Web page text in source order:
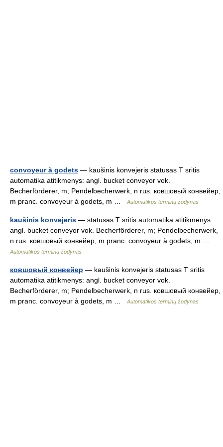
convoyeur à godets — kaušinis konvejeris statusas T sritis
automatika atitikmenys: angl. bucket conveyor vok.
Becherförderer, m; Pendelbecherwerk, n rus. ковшовый конвейер,
m pranc. convoyeur à godets, m …
Automatikos terminų žodynas
kaušinis konvejeris — statusas T sritis automatika atitikmenys:
angl. bucket conveyor vok. Becherförderer, m; Pendelbecherwerk,
n rus. ковшовый конвейер, m pranc. convoyeur à godets, m …
Automatikos terminų žodynas
ковшовый конвейер — kaušinis konvejeris statusas T sritis
automatika atitikmenys: angl. bucket conveyor vok.
Becherförderer, m; Pendelbecherwerk, n rus. ковшовый конвейер,
m pranc. convoyeur à godets, m …
Automatikos terminų žodynas